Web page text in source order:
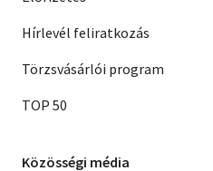
Hírlevél feliratkozás
Törzsvásárlói program
TOP 50
Közösségi média